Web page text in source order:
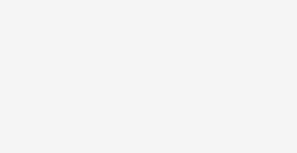
behandelen van slaapproblemen buiten de JGZ